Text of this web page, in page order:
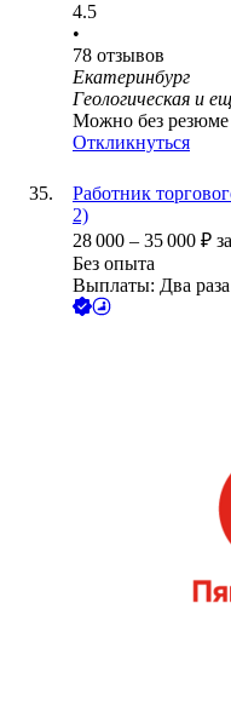
4.5
•
78 отзывов
Екатеринбург
Геологическая и
Можно без резюме
Откликнуться
Работник
2)
28 000 – 35 000 ₽
Без опыта
Выплаты: Два